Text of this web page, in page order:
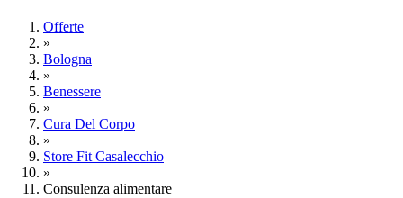
Offerte
»
Bologna
»
Benessere
»
Cura Del Corpo
»
Store Fit Casalecchio
»
Consulenza alimentare